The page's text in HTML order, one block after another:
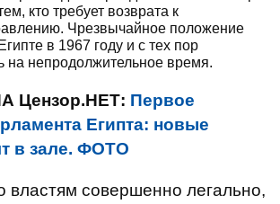
кто требует возврата к
Чрезвычайное положение
в 1967 году и с тех пор
на непродолжительное время.
Цензор.НЕТ: Первое
Египта: новые
в зале. ФОТО
властям совершенно легально,